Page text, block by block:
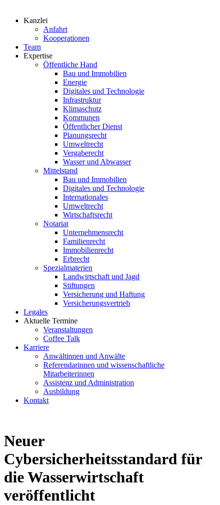
Kanzlei
Anfahrt
Kooperationen
Team
Expertise
Öffentliche Hand
Bau und Immobilien
Energie
Digitales und Technologie
Infrastruktur
Klimaschutz
Kommunen
Öffentlicher Dienst
Planungsrecht
Umweltrecht
Vergaberecht
Wasser und Abwasser
Mittelstand
Bau und Immobilien
Digitales und Technologie
Internationales
Umweltrecht
Wirtschaftsrecht
Notariat
Unternehmensrecht
Familienrecht
Immobilienrecht
Erbrecht
Spezialmaterien
Landwirtschaft und Jagd
Stiftungen
Versicherung und Haftung
Versicherungsvertrieb
Legales
Aktuelle Termine
Veranstaltungen
Coffee Talk
Karriere
Anwältinnen und Anwälte
Referendarinnen und wissenschaftliche
Mitarbeiterinnen
Assistenz und Administration
Ausbildung
Kontakt
Neuer
Cybersicherheitsstandard für
die Wasserwirtschaft
veröffentlicht